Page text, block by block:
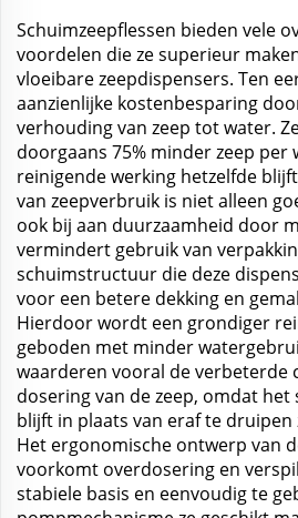
1000ml
Schuimzeepflessen bieden vele
voordelen die ze superieur
vloeibare zeepdispensers. Ten
aanzienlijke kostenbesparing
verhouding van zeep tot water.
doorgaans 75% minder zeep
reinigende werking hetzelfde
van zeepverbruik is niet alleen
ook bij aan duurzaamheid door
vermindert gebruik van
schuimstructuur die deze
voor een betere dekking en
Hierdoor wordt een grondiger
geboden met minder
waarderen vooral de verbeterde
dosering van de zeep, omdat
blijft in plaats van eraf te druipen
Het ergonomische ontwerp van
voorkomt overdosering en
stabiele basis en eenvoudig te